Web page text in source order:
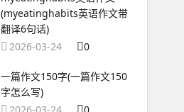
(myeatinghabits英语作文带
翻译6句话)
2026-03-24
0
一篇作文150字(一篇作文150
字怎么写)